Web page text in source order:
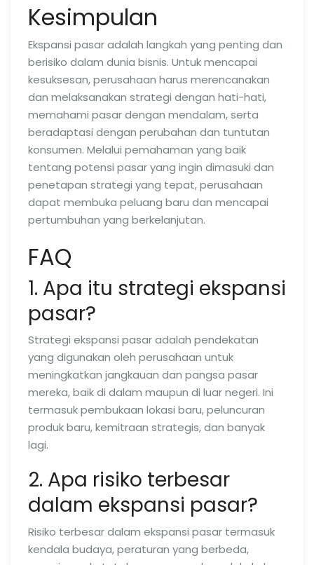
Kesimpulan
Ekspansi pasar adalah langkah yang penting dan
berisiko dalam dunia bisnis. Untuk mencapai
kesuksesan, perusahaan harus merencanakan
dan melaksanakan strategi dengan hati-hati,
memahami pasar dengan mendalam, serta
beradaptasi dengan perubahan dan tuntutan
konsumen. Melalui pemahaman yang baik
tentang potensi pasar yang ingin dimasuki dan
penetapan strategi yang tepat, perusahaan
dapat membuka peluang baru dan mencapai
pertumbuhan yang berkelanjutan.
FAQ
1. Apa itu strategi ekspansi
pasar?
Strategi ekspansi pasar adalah pendekatan
yang digunakan oleh perusahaan untuk
meningkatkan jangkauan dan pangsa pasar
mereka, baik di dalam maupun di luar negeri. Ini
termasuk pembukaan lokasi baru, peluncuran
produk baru, kemitraan strategis, dan banyak
lagi.
2. Apa risiko terbesar
dalam ekspansi pasar?
Risiko terbesar dalam ekspansi pasar termasuk
kendala budaya, peraturan yang berbeda,